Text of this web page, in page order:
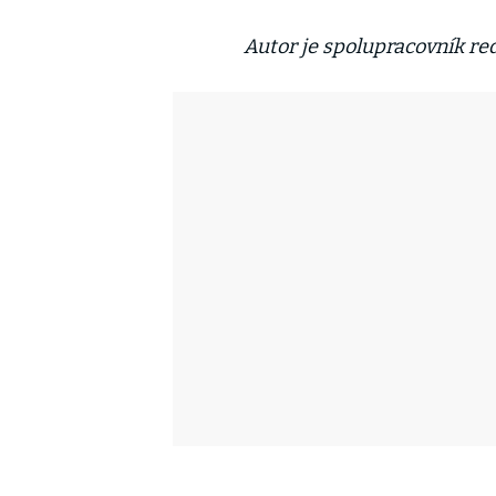
Autor je spolupracovník